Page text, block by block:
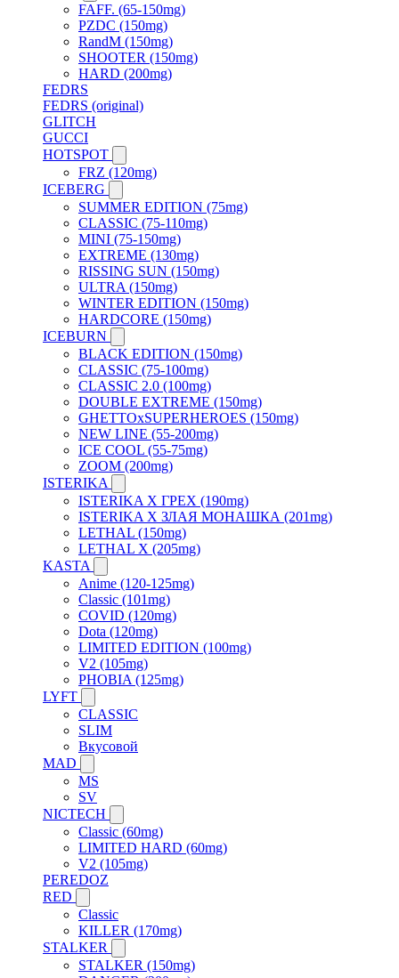
FAFF. (65-150mg)
PZDC (150mg)
RandM (150mg)
SHOOTER (150mg)
HARD (200mg)
FEDRS
FEDRS (original)
GLITCH
GUCCI
HOTSPOT
FRZ (120mg)
ICEBERG
SUMMER EDITION (75mg)
CLASSIC (75-110mg)
MINI (75-150mg)
EXTREME (130mg)
RISSING SUN (150mg)
ULTRA (150mg)
WINTER EDITION (150mg)
HARDCORE (150mg)
ICEBURN
BLACK EDITION (150mg)
CLASSIC (75-100mg)
CLASSIC 2.0 (100mg)
DOUBLE EXTREME (150mg)
GHETTOxSUPERHEROES (150mg)
NEW LINE (55-200mg)
ICE COOL (55-75mg)
ZOOM (200mg)
ISTERIKA
ISTERIKA X ГРЕХ (190mg)
ISTERIKA X ЗЛАЯ МОНАШКА (201mg)
LETHAL (150mg)
LETHAL X (205mg)
KASTA
Anime (120-125mg)
Classic (101mg)
COVID (120mg)
Dota (120mg)
LIMITED EDITION (100mg)
V2 (105mg)
PHOBIA (125mg)
LYFT
CLASSIC
SLIM
Вкусовой
MAD
MS
SV
NICTECH
Classic (60mg)
LIMITED HARD (60mg)
V2 (105mg)
PEREDOZ
RED
Classic
KILLER (170mg)
STALKER
STALKER (150mg)